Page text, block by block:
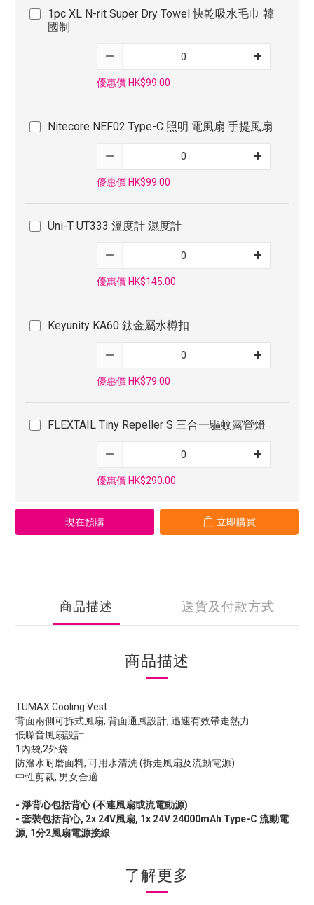
1pc XL N-rit Super Dry Towel 快乾吸水毛巾 韓
國制
優惠價 HK$99.00
Nitecore NEF02 Type-C 照明 電風扇 手提風扇
優惠價 HK$99.00
Uni-T UT333 溫度計 濕度計
優惠價 HK$145.00
Keyunity KA60 鈦金屬水樽扣
優惠價 HK$79.00
FLEXTAIL Tiny Repeller S 三合一驅蚊露營燈
優惠價 HK$290.00
現在預購 立即購買
商品描述 送貨及付款方式
商品描述
TUMAX Cooling Vest
背面兩側可拆式風扇, 背面通風設計, 迅速有效帶走熱力
低噪音風扇設計
1內袋,2外袋
防潑水耐磨面料, 可用水清洗 (拆走風扇及流動電源)
中性剪裁, 男女合適
- 淨背心包括背心 (不連風扇或流電動源)
- 套裝包括背心, 2x 24V風扇, 1x 24V 24000mAh Type-C 流動電
源, 1分2風扇電源接線
了解更多